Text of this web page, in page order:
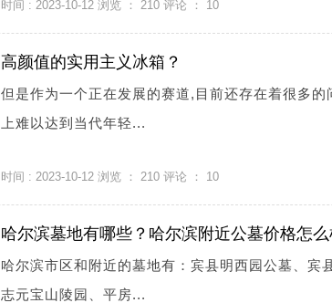
时间 : 2023-10-12 浏览 ： 210 评论 ： 10
高颜值的实用主义冰箱？
但是作为一个正在发展的赛道,目前还存在着很多
上难以达到当代年轻...
时间 : 2023-10-12 浏览 ： 210 评论 ： 10
哈尔滨墓地有哪些？哈尔滨附近公墓价格怎么
哈尔滨市区和附近的墓地有：宾县明西园公墓、宾
志元宝山陵园、平房...